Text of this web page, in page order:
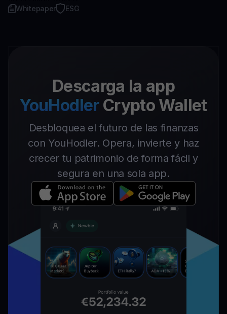
Whitepaper ESG
Descarga la app
YouHodler Crypto Wallet
Desbloquea el futuro de las finanzas
con YouHodler. Opera, invierte y haz
crecer tu patrimonio de forma fácil y
segura en una sola app.